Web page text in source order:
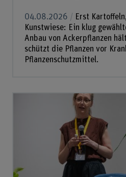
04.08.2026
Erst
Kunstwiese: Ein klug
Anbau von Ackerpflanzen
schützt die Pflanzen vor
Pflanzenschutzmittel.